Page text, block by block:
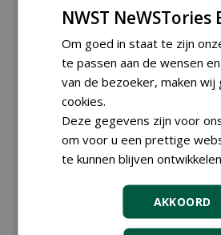
(fulltime) bij
Nederland B.V.
06-08-2026, Ven
Groeiplaats
30-07-2026,
Golfbaan
NWST NeWSTories
Om goed in staat te zijn
te passen aan de wensen
van de bezoeker, maken wij
cookies.
Deze gegevens zijn voor
om voor u een prettige
te kunnen blijven
AKKOORD